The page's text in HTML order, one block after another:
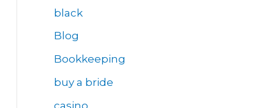
black
Blog
Bookkeeping
buy a bride
casino